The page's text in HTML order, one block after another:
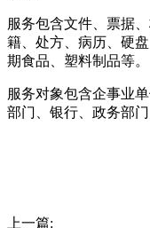
服务包含文件、票据
籍、处方、病历、硬
期食品、塑料制品等。
服务对象包含企事业
部门、银行、政务部
上一篇: